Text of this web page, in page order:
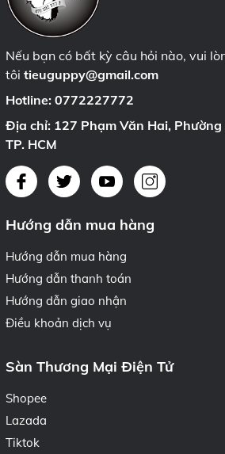
Nếu bạn có bất kỳ câu hỏi nào, vui
tôi tieuguppy@gmail.com
Hotline: 0772227772
Địa chỉ: 127 Phạm Văn Hai,
TP. HCM
Hướng dẫn mua hàng
Hướng dẫn mua hàng
Hướng dẫn thanh toán
Hướng dẫn giao nhận
Điều khoản dịch vụ
Sàn Thương Mại Điện Tử
Shopee
Lazada
Tiktok